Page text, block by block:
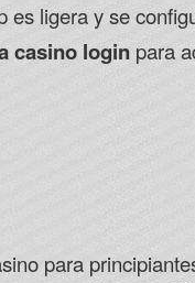
es ligera y se
casino login para
para